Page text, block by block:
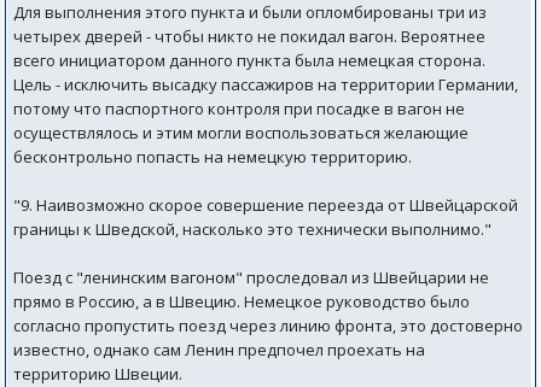
Для выполнения этого пункта и были опломбированы три из
четырех дверей - чтобы никто не покидал вагон. Вероятнее
всего инициатором данного пункта была немецкая сторона.
Цель - исключить высадку пассажиров на территории Германии,
потому что паспортного контроля при посадке в вагон не
осуществлялось и этим могли воспользоваться желающие
бесконтрольно попасть на немецкую территорию.
"9. Наивозможно скорое совершение переезда от Швейцарской
границы к Шведской, насколько это технически выполнимо."
Поезд с "ленинским вагоном" проследовал из Швейцарии не
прямо в Россию, а в Швецию. Немецкое руководство было
согласно пропустить поезд через линию фронта, это достоверно
известно, однако сам Ленин предпочел проехать на
территорию Швеции.